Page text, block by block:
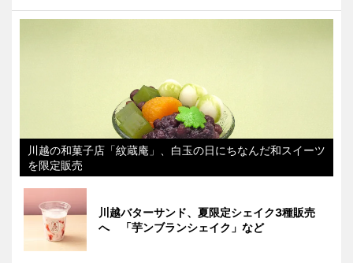
川越の和菓子店「紋蔵庵」、白玉の日にちなんだ和スイーツ
を限定販売
川越バターサンド、夏限定シェイク3種販売
へ 「芋ンブランシェイク」など